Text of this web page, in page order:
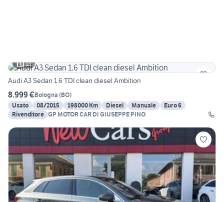
13
Audi A3 Sedan 1.6 TDI clean diesel Ambition
8.999 €Bologna (BO)
Usato
08/2015 198000 Km Diesel Manuale
Euro 6
Rivenditore GP MOTOR CAR DI GIUSEPPE PINO